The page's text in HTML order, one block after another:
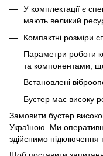
У комплектації є
мають великий
Компактні розміри
Параметри роботи
та компонентами,
Встановлені
Бустер має високу
Замовити бустер
Україною. Ми
здійснимо підключення